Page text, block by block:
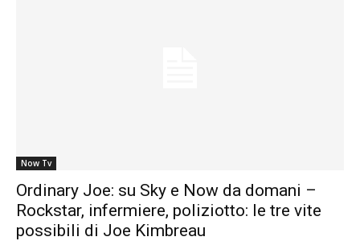
Now Tv
Ordinary Joe: su Sky e Now da domani –
Rockstar, infermiere, poliziotto: le tre vite
possibili di Joe Kimbreau